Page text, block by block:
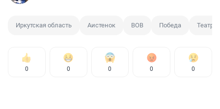
Иркутская область Аистенок ВОВ Победа Театр
0 0 0 0 0